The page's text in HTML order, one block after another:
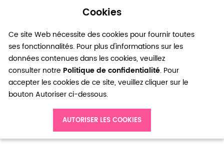
Cookies
Ce site Web nécessite des cookies pour fournir toutes
ses fonctionnalités. Pour plus d'informations sur les
données contenues dans les cookies, veuillez
consulter notre Politique de confidentialité. Pour
accepter les cookies de ce site, veuillez cliquer sur le
bouton Autoriser ci-dessous.
AUTORISER LES COOKIES
0
Pendentif Clé 32mm Doré Émaillé Noir x 1pc